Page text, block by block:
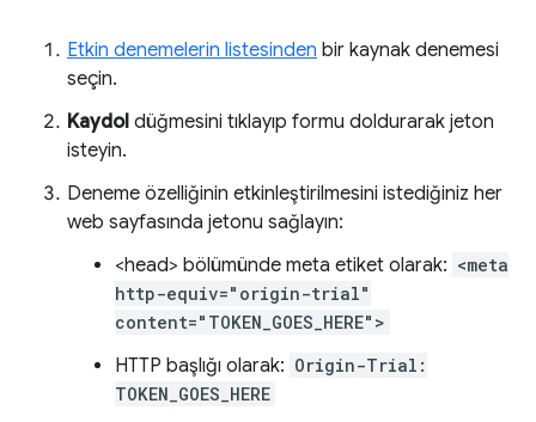
Etkin denemelerin listesinden bir kaynak denemesi
seçin.
Kaydol düğmesini tıklayıp formu doldurarak jeton
isteyin.
Deneme özelliğinin etkinleştirilmesini istediğiniz her
web sayfasında jetonu sağlayın:
<head> bölümünde meta etiket olarak: <meta
http-equiv="origin-trial"
content="TOKEN_GOES_HERE">
HTTP başlığı olarak: Origin-Trial:
TOKEN_GOES_HERE